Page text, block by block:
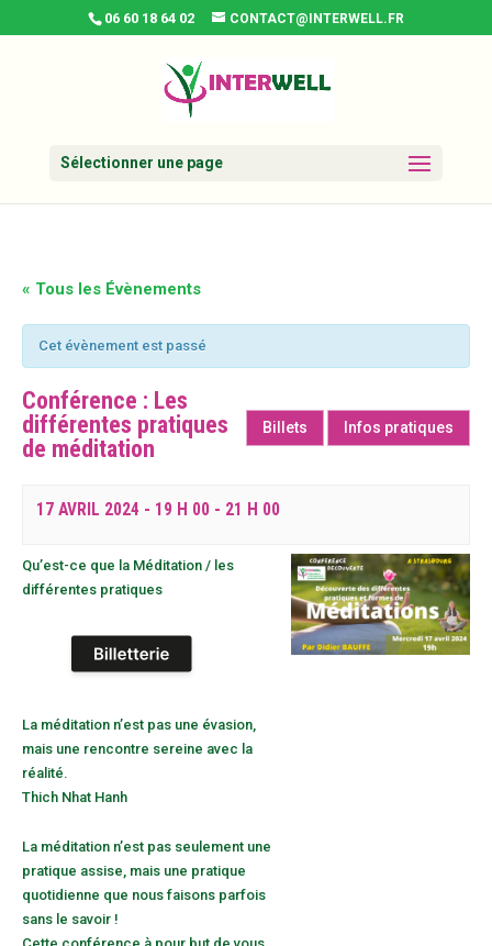
06 60 18 64 02 CONTACT@INTERWELL.FR
Sélectionner une page
« Tous les Évènements
Cet évènement est passé
Conférence : Les
différentes pratiques
de méditation
Billets Infos pratiques
17 AVRIL 2024 - 19 H 00 - 21 H 00
Qu’est-ce que la Méditation / les
différentes pratiques
La méditation n’est pas une évasion,
mais une rencontre sereine avec la
réalité.
Thich Nhat Hanh
La méditation n’est pas seulement une
pratique assise, mais une pratique
quotidienne que nous faisons parfois
sans le savoir !